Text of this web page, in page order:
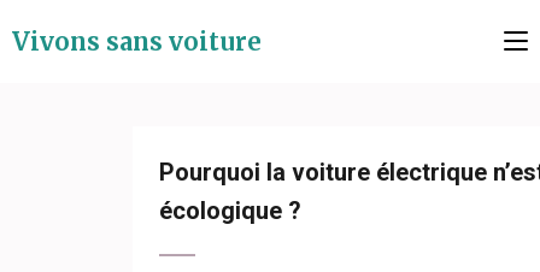
au
Vivons sans voiture
Pourquoi la voiture électrique
écologique ?